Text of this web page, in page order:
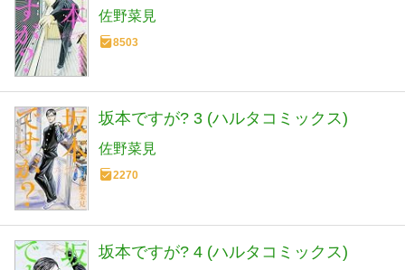
佐野菜見
8503
坂本ですが? 3 (ハルタコミックス)
佐野菜見
2270
坂本ですが? 4 (ハルタコミックス)